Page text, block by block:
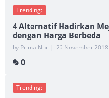
Trending:
4 Alternatif Hadirkan
dengan Harga Berbeda
by Prima Nur | 22 November 2018
0
Trending: